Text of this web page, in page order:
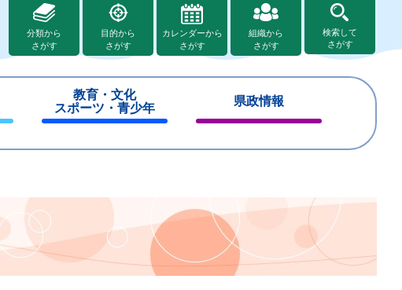
分類から
さがす
目的から
さがす
カレンダーから
さがす
組織から
さがす
検索して
さがす
教育・文化
スポーツ・青少年
じ
県政情報
じ